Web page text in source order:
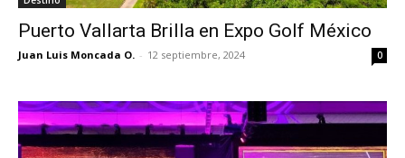
Puerto Vallarta Brilla en Expo Golf México
Juan Luis Moncada O. - 12 septiembre, 2024 0